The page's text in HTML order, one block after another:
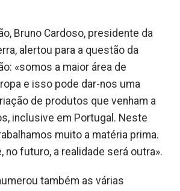
Bruno Cardoso, presidente da
alertou para a questão da
«somos a maior área de
e isso pode dar-nos uma
de produtos que venham a
inclusive em Portugal. Neste
muito a matéria prima.
no futuro, a realidade será outra».
também as várias